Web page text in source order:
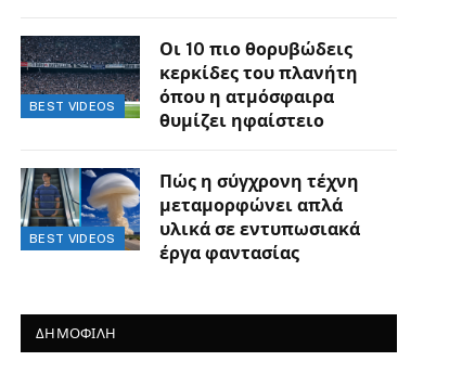
BEST VIDEOS
Οι 10 πιο θορυβώδεις
κερκίδες του πλανήτη
όπου η ατμόσφαιρα
θυμίζει ηφαίστειο
BEST VIDEOS
Πώς η σύγχρονη τέχνη
μεταμορφώνει απλά
υλικά σε εντυπωσιακά
έργα φαντασίας
ΔΗΜΟΦΙΛΗ